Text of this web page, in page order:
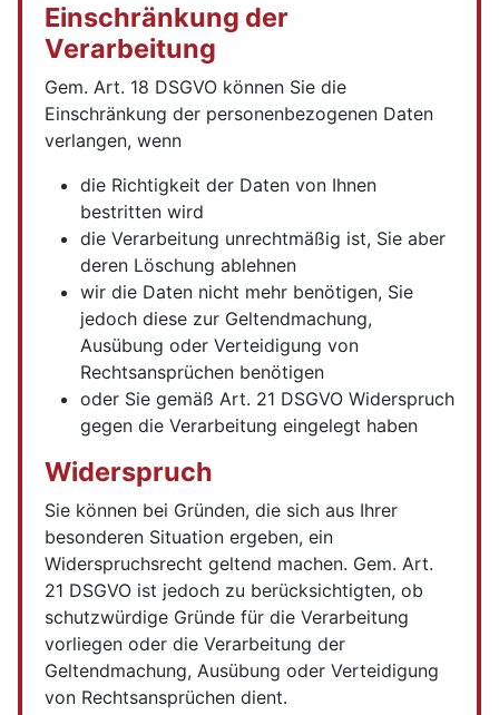
Einschränkung der
Verarbeitung
Gem. Art. 18 DSGVO können Sie die
Einschränkung der personenbezogenen Daten
verlangen, wenn
die Richtigkeit der Daten von Ihnen
bestritten wird
die Verarbeitung unrechtmäßig ist, Sie aber
deren Löschung ablehnen
wir die Daten nicht mehr benötigen, Sie
jedoch diese zur Geltendmachung,
Ausübung oder Verteidigung von
Rechtsansprüchen benötigen
oder Sie gemäß Art. 21 DSGVO Widerspruch
gegen die Verarbeitung eingelegt haben
Widerspruch
Sie können bei Gründen, die sich aus Ihrer
besonderen Situation ergeben, ein
Widerspruchsrecht geltend machen. Gem. Art.
21 DSGVO ist jedoch zu berücksichtigten, ob
schutzwürdige Gründe für die Verarbeitung
vorliegen oder die Verarbeitung der
Geltendmachung, Ausübung oder Verteidigung
von Rechtsansprüchen dient.